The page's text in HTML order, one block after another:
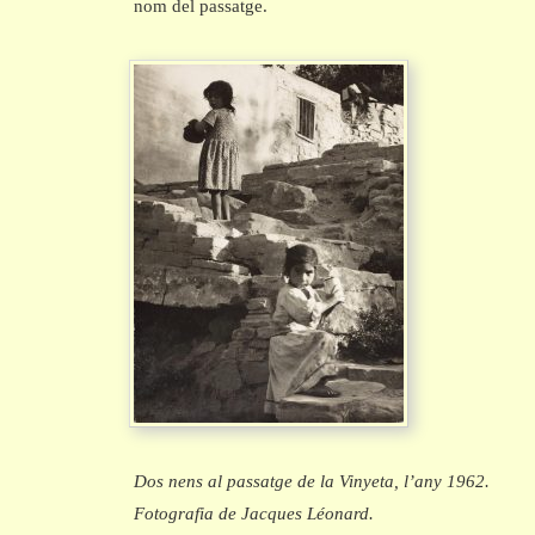
nom del passatge.
Dos nens al passatge de la Vinyeta, l’any 1962.
Fotografia de Jacques Léonard.